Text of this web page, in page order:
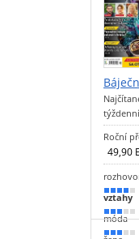
Roční
49,90
70 %
vztahy
60 %
móda
50 %